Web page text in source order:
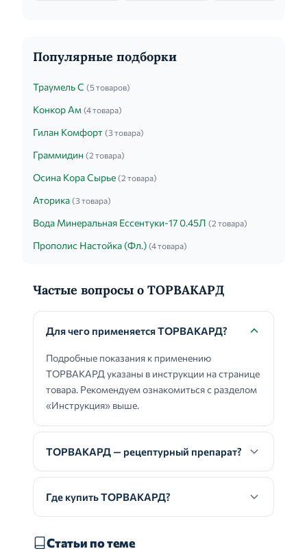
Популярные подборки
Траумель С (5 товаров)
Конкор Ам (4 товара)
Гилан Комфорт (3 товара)
Граммидин (2 товара)
Осина Кора Сырье (2 товара)
Аторика (3 товара)
Вода Минеральная Ессентуки-17 0.45Л (2 товара)
Прополис Настойка (Фл.) (4 товара)
Частые вопросы о ТОРВАКАРД
Для чего применяется ТОРВАКАРД?
Подробные показания к применению
ТОРВАКАРД указаны в инструкции на странице
товара. Рекомендуем ознакомиться с разделом
«Инструкция» выше.
ТОРВАКАРД — рецептурный препарат?
Где купить ТОРВАКАРД?
Статьи по теме